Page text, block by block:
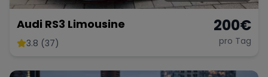
Audi RS3 Limousine
3.8 (37)
200€
pro Tag